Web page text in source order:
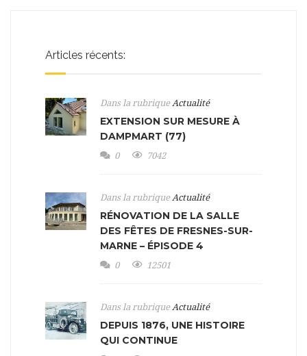
Articles récents:
Dans la rubrique Actualité
EXTENSION SUR MESURE À
DAMPMART (77)
0 7042
Dans la rubrique Actualité
RÉNOVATION DE LA SALLE
DES FÊTES DE FRESNES-SUR-
MARNE – ÉPISODE 4
0 12501
Dans la rubrique Actualité
DEPUIS 1876, UNE HISTOIRE
QUI CONTINUE